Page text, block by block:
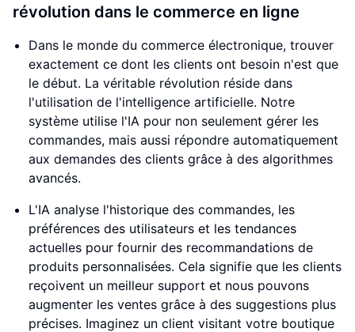
révolution dans le commerce en ligne
Dans le monde du commerce électronique, trouver
exactement ce dont les clients ont besoin n'est que
le début. La véritable révolution réside dans
l'utilisation de l'intelligence artificielle. Notre
système utilise l'IA pour non seulement gérer les
commandes, mais aussi répondre automatiquement
aux demandes des clients grâce à des algorithmes
avancés.
L'IA analyse l'historique des commandes, les
préférences des utilisateurs et les tendances
actuelles pour fournir des recommandations de
produits personnalisées. Cela signifie que les clients
reçoivent un meilleur support et nous pouvons
augmenter les ventes grâce à des suggestions plus
précises. Imaginez un client visitant votre boutique